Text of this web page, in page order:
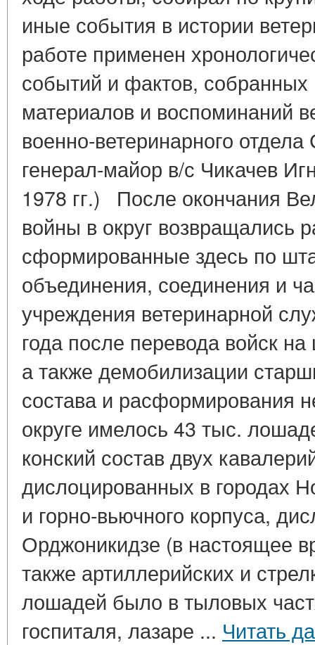
иные события в истории
работе применен
событий и фактов,
материалов и воспоминаний
военно-ветеринарного
генерал-майор в/с Чикачев
1978 гг.) После окончания
войны в округ возвращались
сформированные здесь по
объединения, соединения и
учреждения ветеринарной
года после перевода войск
а также демобилизации
состава и расформирования
округе имелось 43 тыс.
конский состав двух
дислоцированных в городах
и горно-вьючного корпуса,
Орджоникидзе (в настоящее
также артиллерийских и
лошадей было в тыловых
госпиталя, лазаре ... Читать